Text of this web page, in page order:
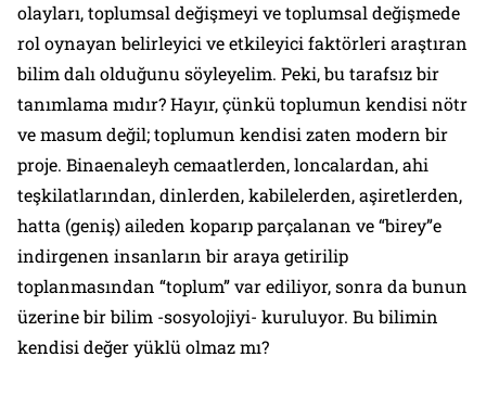
olayları, toplumsal değişmeyi ve toplumsal değişmede
rol oynayan belirleyici ve etkileyici faktörleri araştıran
bilim dalı olduğunu söyleyelim. Peki, bu tarafsız bir
tanımlama mıdır? Hayır, çünkü toplumun kendisi nötr
ve masum değil; toplumun kendisi zaten modern bir
proje. Binaenaleyh cemaatlerden, loncalardan, ahi
teşkilatlarından, dinlerden, kabilelerden, aşiretlerden,
hatta (geniş) aileden koparıp parçalanan ve “birey”e
indirgenen insanların bir araya getirilip
toplanmasından “toplum” var ediliyor, sonra da bunun
üzerine bir bilim -sosyolojiyi- kuruluyor. Bu bilimin
kendisi değer yüklü olmaz mı?